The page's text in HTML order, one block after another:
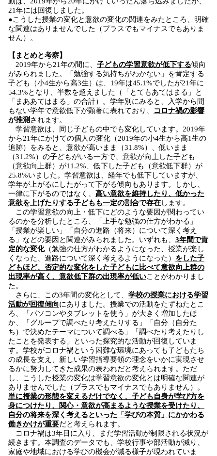
21年には回復しました。
●こうした授業の変化と意欲の変化の関連をみたところ、明確
な関連はありませんでした（プラスでもマイナスでもありま
せん）。
【まとめと考察】
2019年から21年の間に、 子どもの学習意欲が低下する傾向
がみられました。「勉強する気持ちがわかない」を肯定する
子ども（小4生から高3生）は、19年は45.1%でしたが21年に
54.3%となり、半数を超えました（「とてもあてはまる」と
「まああてはまる」の合計）。学年別にみると、入学から間
もない学年で意欲低下が顕著に表れており、
コロナ禍の影響
が推測 されます。
学習意欲は、同じ子どもの中でも変化しています。2019年
から21年にかけての個人の変化（2019年の小4生から高1生の
追跡）をみると、意欲が高いまま（31.8%）、低いまま
（31.2%）の子どもがいる一方で、意欲が向上した子ども
（意欲向上群）が11.2%、低下した子ども（意欲低下群）が
25.8%いました。学習意欲は、経年でも低下していますが、
学年が上がるにしたがって下がる傾向もあります。しかし、
一律に下がるのではなく、 高い意欲を維持したり、低かった
意欲を上げたりする子どもも一定の割合で存在します。
この学習意欲の向上・低下にどのような要因が関わってい
るのかを分析したところ、「上手な勉強の仕方がわかる」
「授業が楽しい」「自分の進路（将来）について深く考え
る」などの要因と関連がみられました。いずれも、 3年間で肯
定的な変化（勉強の仕方がわかるようになった、授業が楽し
くなった、進路について深く考えるようになった） をした子
どもほど、否定的な変化をした子どもに比べて意欲向上群の
出現率が高く、意欲低下群の出現率が低いことがわかりまし
た。
さらに、この3年間の変化として、 学校の授業における学習
活動が回復傾向にありました。授業での活動をたずねたとこ
ろ、「パソコンやタブレットを使う」が大きく増加したほ
か、「グループで調べたり考えたりする」「自分（自分た
ち）で決めたテーマについて調べる」「調べたり考えたりし
たことを発表する」といった探究的な活動が回復していま
す。学校がコロナ禍という困難な環境にあっても子どもたち
の成長を支え、新しい学習指導要領の理念をいかに実現させ
るかに努力してきた成果の表われだと考えられます。ただ
し、こうした授業の変化は学習意欲の変化とは明確な関連が
ありませんでした（プラスでもマイナスでもありません）。
単に授業の形態を変えるだけでなく、子ども自身が学び方を
身につけたり、関心・意欲が高まるような授業を受けたり、
自分の将来を深く考えるといった「学びの本質」にかかわる
働きかけが重要だと考えられます。
コロナ禍は3年目に入り、まだ学習活動が制限される状況が
続きます。本調査のデータでも、学校行事や部活動が減り、
家庭や地域における学びの機会が減る様子が現われていま